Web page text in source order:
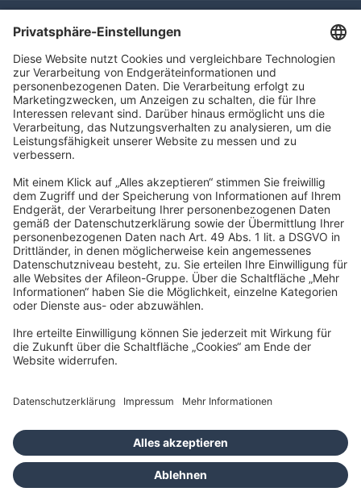
TAXFBA GmbH
Gasstraße 18, Haus 6a
22761 Hamburg
info@taxfba.de
Impressum
Datenschutz
Barrierefreiheit
Cookies